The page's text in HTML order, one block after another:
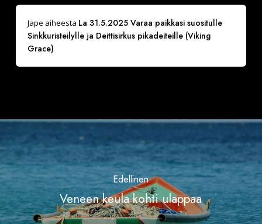
Jape aiheesta La 31.5.2025 Varaa paikkasi suositulle
Sinkkuristeilylle ja Deittisirkus pikadeiteille (Viking
Grace)
Edellinen
Veneen keula kohti ulappaa